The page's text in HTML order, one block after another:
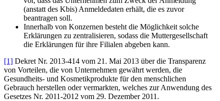
(anstatt des Kbis) Anmeldedaten erhält, die es zuvor
beantragen soll.
Innerhalb von Konzernen besteht die Möglichkeit solche
Erklärungen zu zentralisieren, sodass die Muttergesellschaft
die Erklärungen für ihre Filialen abgeben kann.
[1] Dekret Nr. 2013-414 vom 21. Mai 2013 über die Transparenz
von Vorteilen, die von Unternehmen gewährt werden, die
Gesundheits- und Kosmetikprodukte für den menschlichen
Gebrauch herstellen oder vermarkten, welches zur Anwendung des
Gesetzes Nr. 2011-2012 vom 29. Dezember 2011.